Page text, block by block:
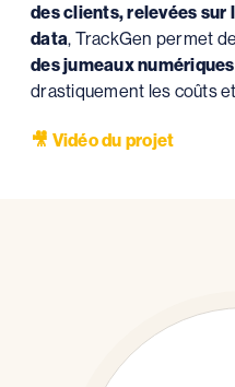
des clients, relevées sur
data, TrackGen permet
des jumeaux
drastiquement les coûts
🎥 Vidéo du projet